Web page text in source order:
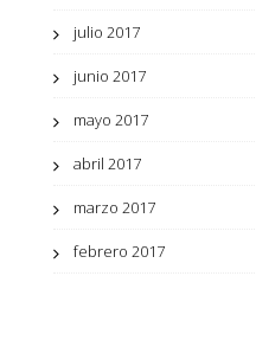
julio 2017
junio 2017
mayo 2017
abril 2017
marzo 2017
febrero 2017